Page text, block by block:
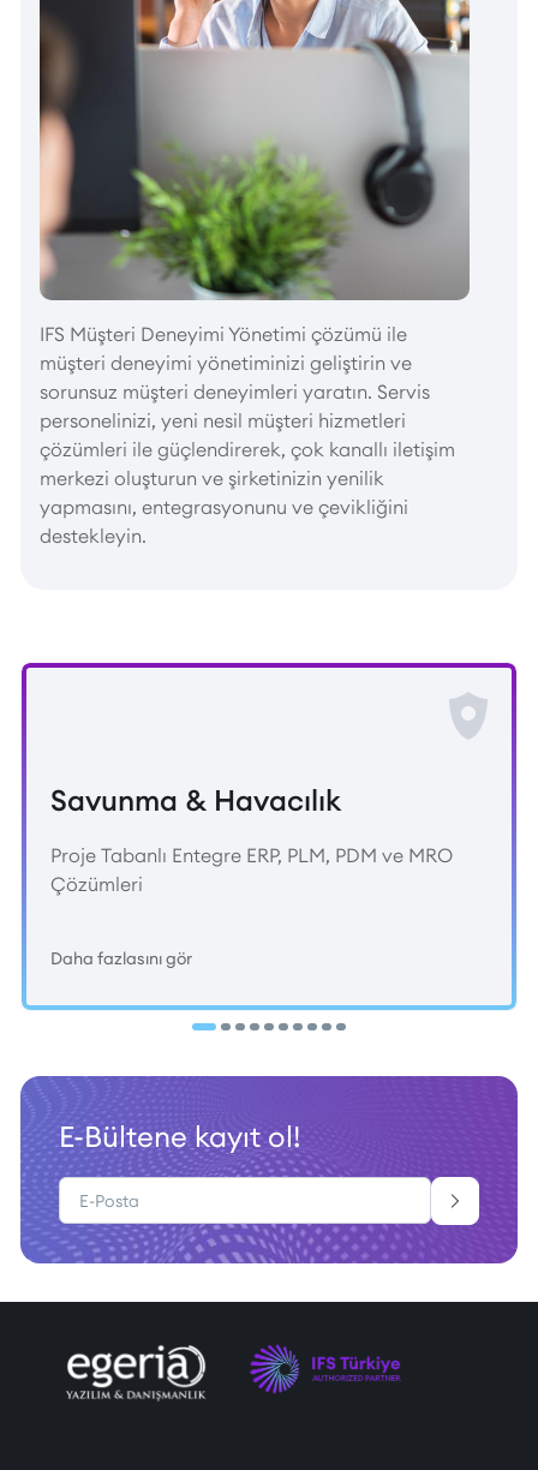
IFS Müşteri Deneyimi Yönetimi çözümü ile
müşteri deneyimi yönetiminizi geliştirin ve
sorunsuz müşteri deneyimleri yaratın. Servis
personelinizi, yeni nesil müşteri hizmetleri
çözümleri ile güçlendirerek, çok kanallı iletişim
merkezi oluşturun ve şirketinizin yenilik
yapmasını, entegrasyonunu ve çevikliğini
destekleyin.
Savunma & Havacılık
Proje Tabanlı Entegre ERP, PLM, PDM ve MRO
Çözümleri
Daha fazlasını gör
E-Bültene kayıt ol!